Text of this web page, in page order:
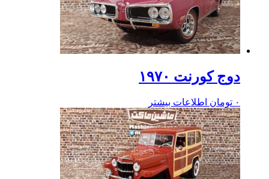
دوج کورنت ۱۹۷۰
۰ تومان اطلاعات بیشتر